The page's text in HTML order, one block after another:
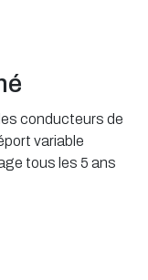
conducteurs de
variable
tous les 5 ans